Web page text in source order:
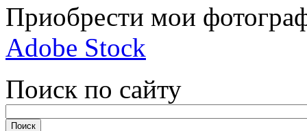
Приобрести мои
Adobe Stock
Поиск по сайту